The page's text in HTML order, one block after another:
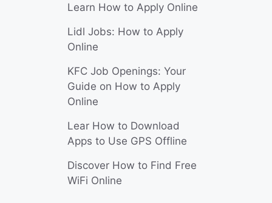
Learn How to Apply Online
Lidl Jobs: How to Apply
Online
KFC Job Openings: Your
Guide on How to Apply
Online
Lear How to Download
Apps to Use GPS Offline
Discover How to Find Free
WiFi Online